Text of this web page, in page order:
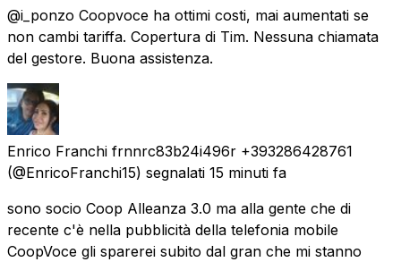
@i_ponzo Coopvoce ha ottimi costi, mai aumentati se
non cambi tariffa. Copertura di Tim. Nessuna chiamata
del gestore. Buona assistenza.
Enrico Franchi frnnrc83b24i496r +393286428761
(@EnricoFranchi15) segnalati 15 minuti fa
sono socio Coop Alleanza 3.0 ma alla gente che di
recente c'è nella pubblicità della telefonia mobile
CoopVoce gli sparerei subito dal gran che mi stanno